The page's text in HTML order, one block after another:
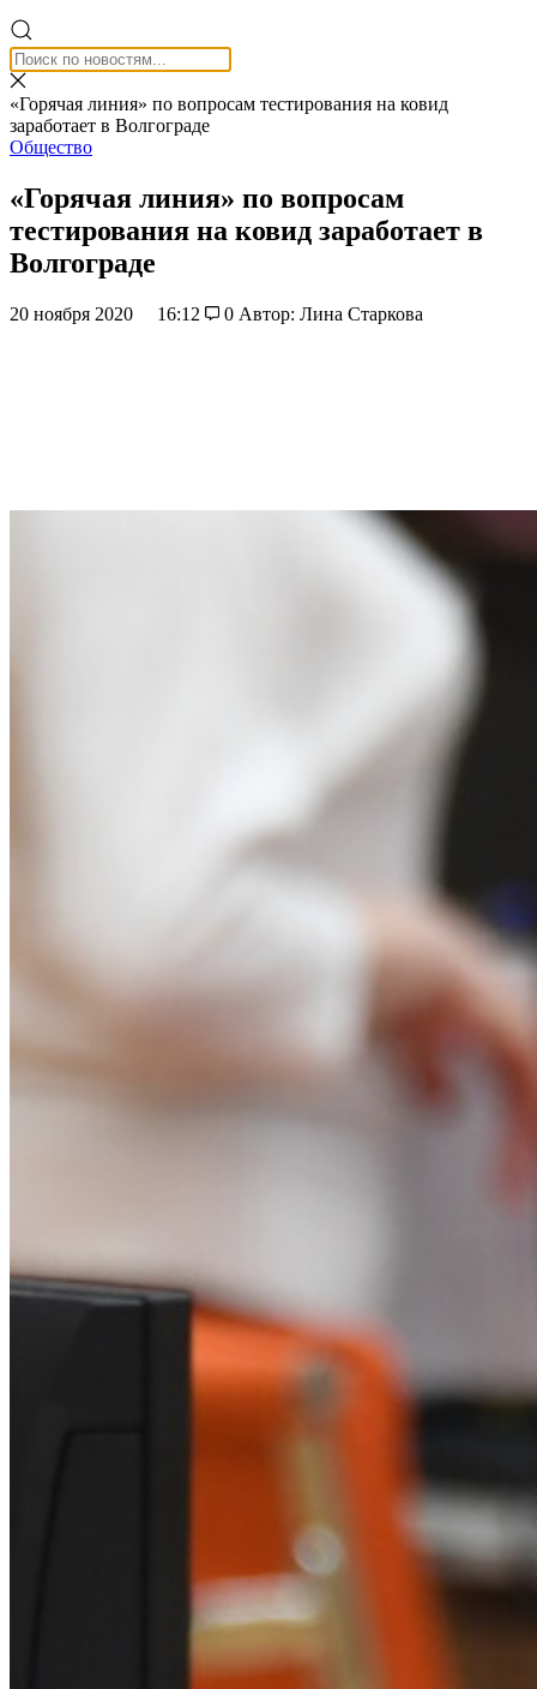
«Горячая линия» по вопросам тестирования на ковид
заработает в Волгограде
Общество
«Горячая линия» по вопросам
тестирования на ковид заработает в
Волгограде
20 ноября 2020 16:12 0 Автор: Лина Старкова